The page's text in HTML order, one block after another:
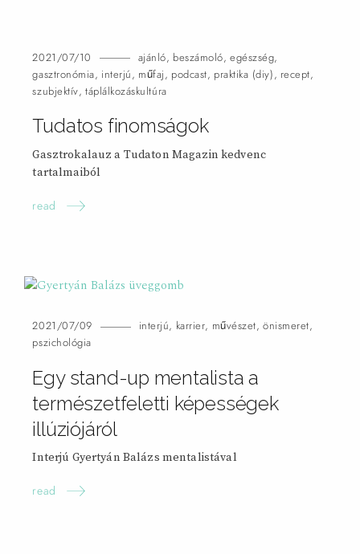
2021/07/10 ajánló, beszámoló,egészség,
gasztronómia, interjú, műfaj, podcast, praktika (diy), recept,
szubjektív,táplálkozáskultúra
Tudatos finomságok
Gasztrokalauz a Tudaton Magazin kedvenc
tartalmaiból
read
2021/07/09 interjú, karrier, művészet,önismeret,
pszichológia
Egy stand-up mentalista a
természetfeletti képességek
illúziójáról
Interjú Gyertyán Balázs mentalistával
read